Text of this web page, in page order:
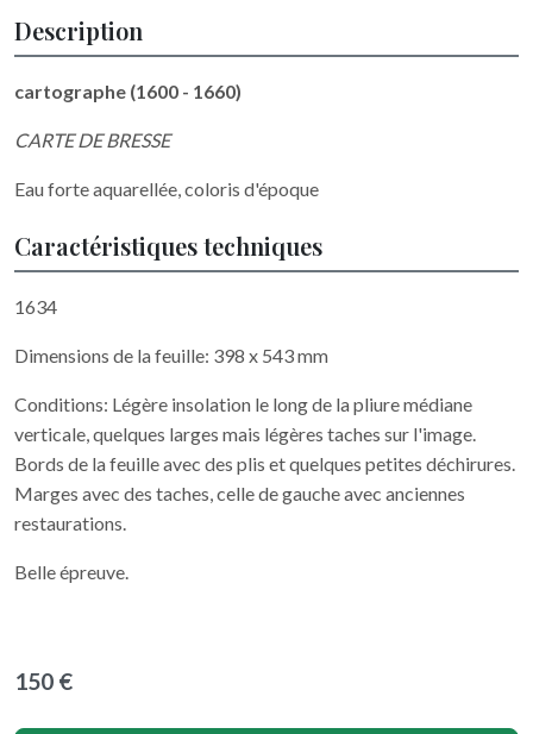
Description
cartographe (1600 - 1660)
CARTE DE BRESSE
Eau forte aquarellée, coloris d'époque
Caractéristiques techniques
1634
Dimensions de la feuille: 398 x 543 mm
Conditions: Légère insolation le long de la pliure médiane
verticale, quelques larges mais légères taches sur l'image.
Bords de la feuille avec des plis et quelques petites déchirures.
Marges avec des taches, celle de gauche avec anciennes
restaurations.
Belle épreuve.
150 €